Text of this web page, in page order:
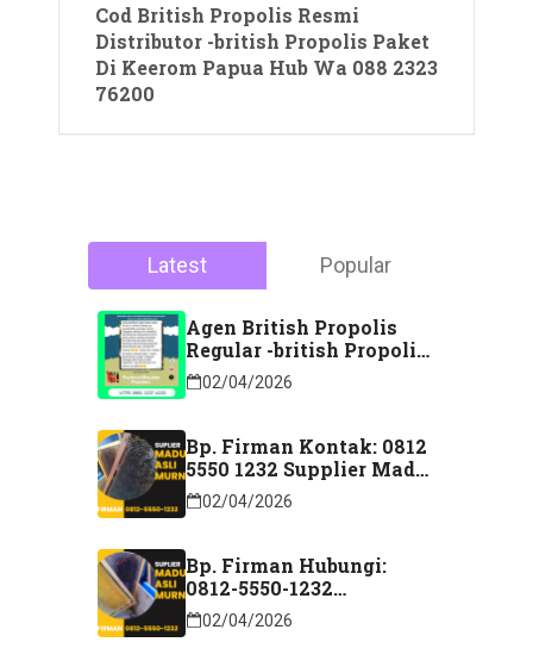
Cod British Propolis Resmi
Distributor -british Propolis Paket
Di Keerom Papua Hub Wa 088 2323
76200
Latest Popular
Agen British Propolis
Regular -british Propolis
Regular Di Majene
Sulawesi Barat Hubungi
02/04/2026
Bp. Firman Kontak: 0812
5550 1232 Supplier Madu
Asli Murni Sidoarjo
Jawa Timur
02/04/2026
Bp. Firman Hubungi:
0812-5550-1232
Distributor Madu Murni
Lubuk Linggau Sumatera
02/04/2026